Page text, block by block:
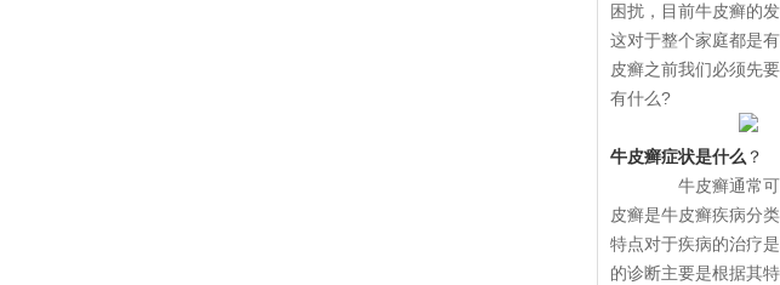
困扰，目前牛皮癣的
这对于整个家庭都是
皮癣之前我们必须先
有什么?
牛皮癣症状是什么 ？
牛皮癣通常可
皮癣是牛皮癣疾病分
特点对于疾病的治疗
的诊断主要是根据其